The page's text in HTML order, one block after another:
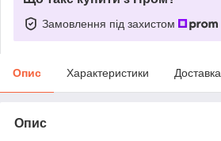
Замовлення під захистом
Опис Характеристики Доставка
Опис